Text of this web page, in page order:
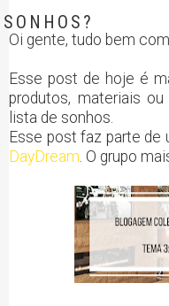
SONHOS?
Oi gente, tudo bem
Esse post de hoje é
produtos, materiais
lista de sonhos.
Esse post faz parte de
DayDream . O grupo